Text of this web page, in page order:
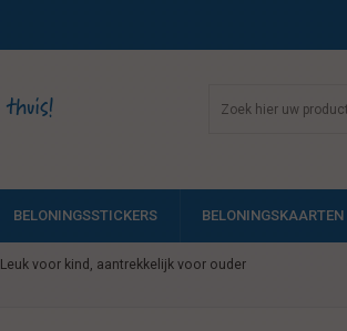
BELONINGSSTICKERS BELONINGSKAARTEN
Leuk voor kind, aantrekkelijk voor ouder